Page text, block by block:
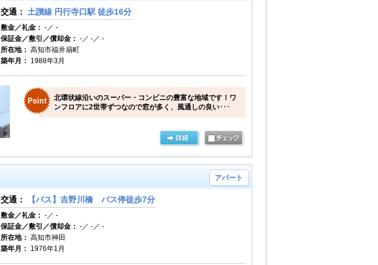
交通： 土讃線 円行寺口駅 徒歩16分
敷金／礼金： -／ -
保証金／敷引／償却金： -／ -／ -
所在地： 高知市福井扇町
築年月： 1988年3月
北環状線沿いのスーパー・コンビニの豊富な地域です！ワ
ンフロアに2世帯ずつなので窓が多く、風通しの良い･･･
アパート
交通： 【バス】吉野川橋 バス停徒歩7分
敷金／礼金： -／ -
保証金／敷引／償却金： -／ -／ -
所在地： 高知市神田
築年月： 1976年1月